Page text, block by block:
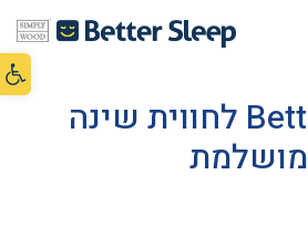
פתח
Better-Sleep לחווית שינה
מושלמת